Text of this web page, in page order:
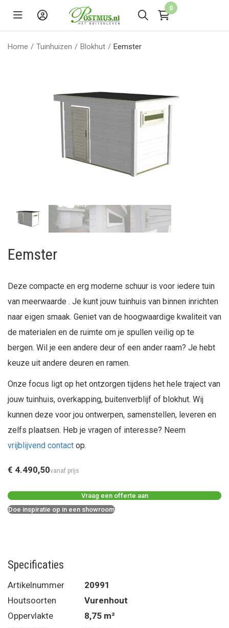
0
Home / Tuinhuizen / Blokhut / Eemster
Eemster
Deze compacte en erg moderne schuur is voor iedere tuin
van meerwaarde . Je kunt jouw tuinhuis van binnen inrichten
naar eigen smaak. Geniet van de hoogwaardige kwaliteit van
de materialen en de ruimte om je spullen veilig op te
bergen. Wil je een andere deur of een ander raam? Je hebt
keuze uit andere deuren en ramen.
Onze focus ligt op het ontzorgen tijdens het hele traject van
jouw tuinhuis, overkapping, buitenverblijf of blokhut. Wij
kunnen deze voor jou ontwerpen, samenstellen, leveren en
zelfs plaatsen. Heb je vragen of interesse? Neem
vrijblijvend contact op.
€ 4.490,50vanaf prijs
Vraag een offerte aan
Doe inspiratie op in een showroom
Specificaties
Artikelnummer
20991
Houtsoorten
Vurenhout
Oppervlakte
8,75 m²